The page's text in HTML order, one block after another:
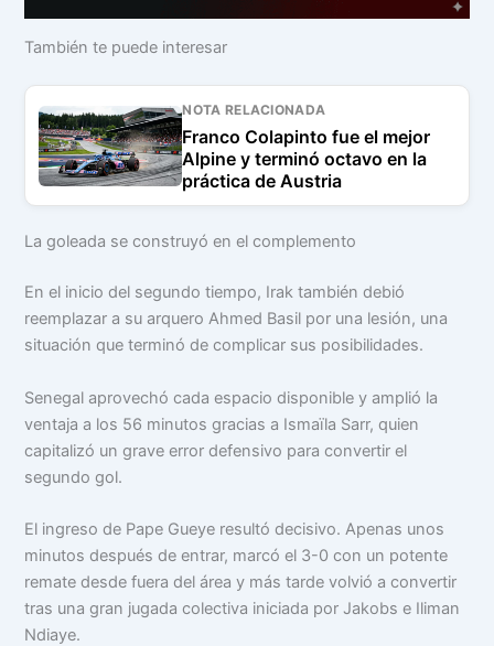
También te puede interesar
NOTA RELACIONADA
Franco Colapinto fue el mejor
Alpine y terminó octavo en la
práctica de Austria
La goleada se construyó en el complemento
En el inicio del segundo tiempo, Irak también debió
reemplazar a su arquero Ahmed Basil por una lesión, una
situación que terminó de complicar sus posibilidades.
Senegal aprovechó cada espacio disponible y amplió la
ventaja a los 56 minutos gracias a Ismaïla Sarr, quien
capitalizó un grave error defensivo para convertir el
segundo gol.
El ingreso de Pape Gueye resultó decisivo. Apenas unos
minutos después de entrar, marcó el 3-0 con un potente
remate desde fuera del área y más tarde volvió a convertir
tras una gran jugada colectiva iniciada por Jakobs e Iliman
Ndiaye.